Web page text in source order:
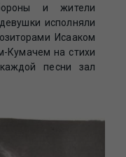
и жители
исполняли
Исааком
Кумачем на стихи
песни зал